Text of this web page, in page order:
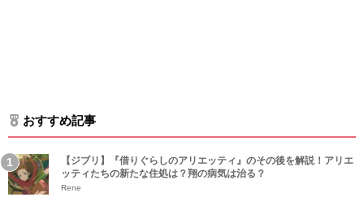
おすすめ記事
【ジブリ】『借りぐらしのアリエッティ』のその後を解説！アリエ
ッティたちの新たな住処は？翔の病気は治る？
Rene